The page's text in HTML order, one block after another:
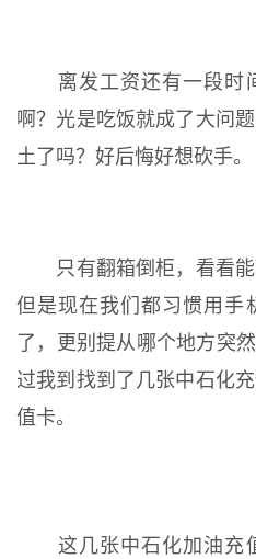
离发工资还有一段时
啊？光是吃饭就成了大问
土了吗？好后悔好想砍手。
只有翻箱倒柜，看看能
但是现在我们都习惯用手
了，更别提从哪个地方突
过我到找到了几张中石化
值卡。
这几张中石化加油充